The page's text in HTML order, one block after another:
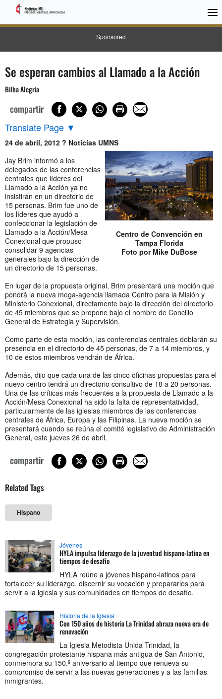
Sponsored
Se esperan cambios al Llamado a la Acción
Bilha Alegria
compartir
Translate Page ▼
24 de abril, 2012 ? Noticias UMNS
Centro de Convención en
Tampa Florida
Foto por Mike DuBose
Jay Brim informó a los
delegados de las conferencias
centrales que líderes del
Llamado a la Acción ya no
insistirán en un directorio de
15 personas. Brim fue uno de
los líderes que ayudó a
confeccionar la legislación de
Llamado a la Acción/Mesa
Conexional que propuso
consolidar 9 agencias
generales bajo la dirección de
un directorio de 15 personas.
En lugar de la propuesta original, Brim presentará una moción que
pondrá la nueva mega-agencia llamada Centro para la Misión y
Ministerio Conexional, directamente bajo la dirección del directorio
de 45 miembros que se propone bajo el nombre de Concilio
General de Estrategia y Supervisión.
Como parte de esta moción, las conferencias centrales doblarán su
presencia en el directorio de 45 personas, de 7 a 14 miembros, y
10 de estos miembros vendrán de África.
Además, dijo que cada una de las cinco oficinas propuestas para el
nuevo centro tendrá un directorio consultivo de 18 a 20 personas.
Una de las críticas más frecuentes a la propuesta de Llamado a la
Acción/Mesa Conexional ha sido la falta de representatividad,
particularmente de las iglesias miembros de las conferencias
centrales de África, Europa y las Filipinas. La nueva moción se
presentará cuando se reúna el comité legislativo de Administración
General, este jueves 26 de abril.
compartir
Related Tags
Hispano
Jóvenes
HYLA impulsa liderazgo de la juventud hispano-latina en
tiempos de desafío
HYLA reúne a jóvenes hispano-latinos para
fortalecer su liderazgo, discernir su vocación y prepararlos para
servir a la iglesia y sus comunidades en tiempos de desafío.
Historia de la Iglesia
Con 150 años de historia La Trinidad abraza nueva era de
renovación
La Iglesia Metodista Unida Trinidad, la
congregación protestante hispana más antigua de San Antonio,
conmemora su 150.º aniversario al tiempo que renueva su
compromiso de servir a las nuevas generaciones y a las familias
inmigrantes.